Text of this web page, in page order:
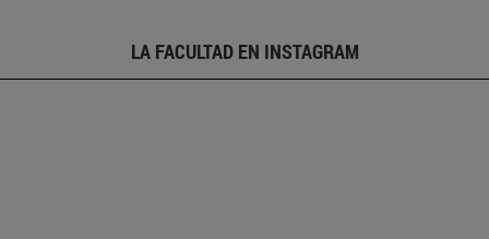
LA FACULTAD EN INSTAGRAM